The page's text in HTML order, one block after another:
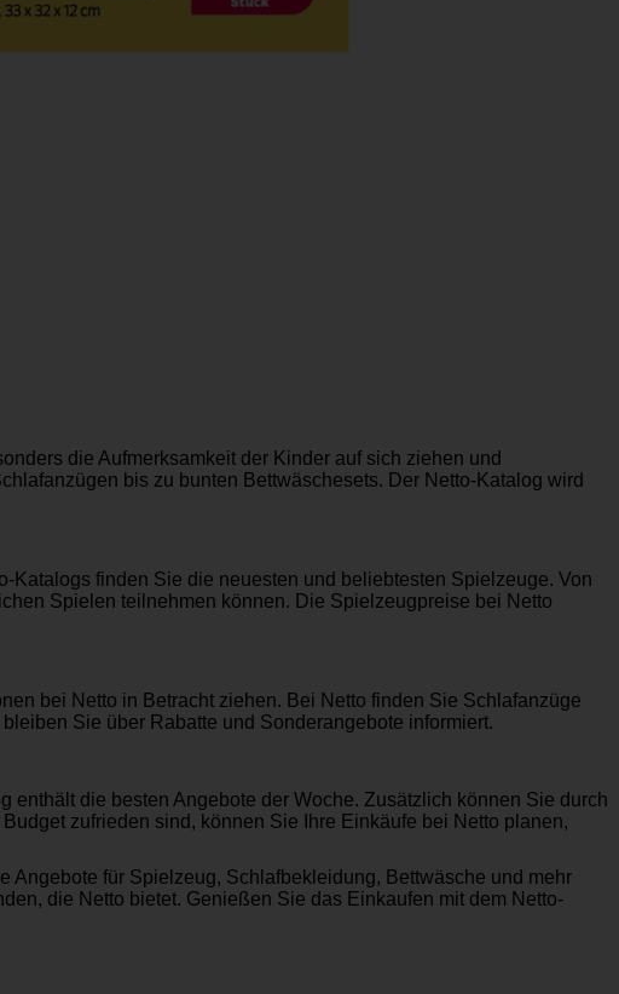
die Aufmerksamkeit der Kinder auf sich ziehen und
bis zu bunten Bettwäschesets. Der Netto-Katalog wird
finden Sie die neuesten und beliebtesten Spielzeuge. Von
Spielen teilnehmen können. Die Spielzeugpreise bei Netto
bei Netto in Betracht ziehen. Bei Netto finden Sie Schlafanzüge
Sie über Rabatte und Sonderangebote informiert.
die besten Angebote der Woche. Zusätzlich können Sie durch
zufrieden sind, können Sie Ihre Einkäufe bei Netto planen,
Angebote für Spielzeug, Schlafbekleidung, Bettwäsche und mehr
die Netto bietet. Genießen Sie das Einkaufen mit dem Netto-